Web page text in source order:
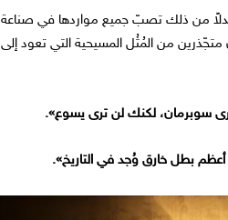
وبدلاً من ذلك تصبّ جميع مواردها في صناعة
متجّذرين من المُثُل المسيحية التي تعود إلى
سوبرمان، لكنك لن ترى يسوع».
بطل خارق وُجد في التاريخ».